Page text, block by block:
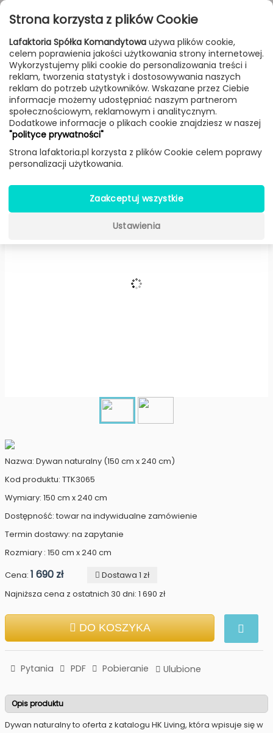
Przejdź do treści
FILTROWANIE & SORTOWANIE
Dodatki Producenci HKliving Produkt
Dywan naturalny (150 cm x 240
cm) -HKliving
Nazwa: Dywan naturalny (150 cm x 240 cm)
Kod produktu: TTK3065
Wymiary: 150 cm x 240 cm
Dostępność: towar na indywidualne zamówienie
Termin dostawy: na zapytanie
Rozmiary : 150 cm x 240 cm
Cena: 1 690 zł
Dostawa 1 zł
Najniższa cena z ostatnich 30 dni: 1 690 zł
DO KOSZYKA
Pytania PDF Pobieranie Ulubione
Opis produktu
Dywan naturalny to oferta z katalogu HK Living, która wpisuje się w
Strona korzysta z plików Cookie
Lafaktoria Spółka Komandytowa używa plików cookie,
celem poprawienia jakości użytkowania strony internetowej.
Wykorzystujemy pliki cookie do personalizowania treści i
reklam, tworzenia statystyk i dostosowywania naszych
reklam do potrzeb użytkowników. Wskazane przez Ciebie
informacje możemy udostępniać naszym partnerom
społecznościowym, reklamowym i analitycznym.
Dodatkowe informacje o plikach cookie znajdziesz w naszej
"polityce prywatności"
Strona lafaktoria.pl korzysta z plików Cookie celem poprawy
personalizacji użytkowania.
Zaakceptuj wszystkie
Ustawienia